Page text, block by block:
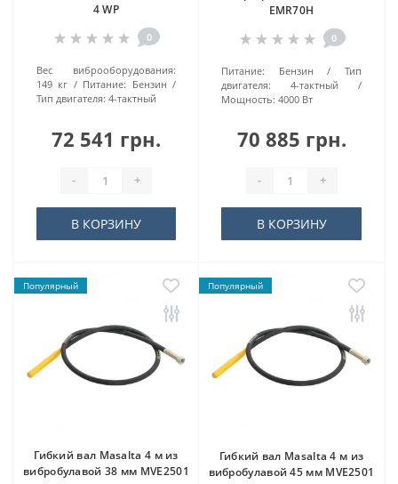
4 WP
0
Вес виброоборудования:
149 кг
Питание: Бензин
Тип двигателя: 4-тактный
72 541 грн.
- +
В КОРЗИНУ
EMR70H
0
Питание: Бензин
Тип
двигателя:
4-тактный
Мощность: 4000 Вт
70 885 грн.
- +
В КОРЗИНУ
Популярный
Гибкий вал Masalta 4 м из
вибробулавой 38 мм MVE2501
Популярный
Гибкий вал Masalta 4 м из
вибробулавой 45 мм MVE2501